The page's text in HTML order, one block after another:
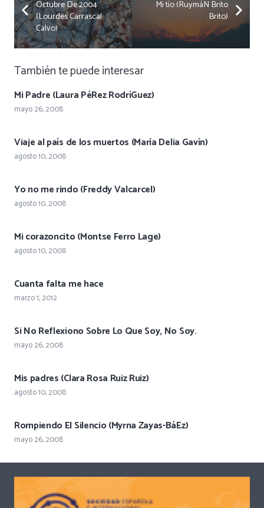
Octubre De 2004
(Lourdes Carrascal
Calvo)
Mi tío (RuymáN Brito
Brito)
También te puede interesar
Mi Padre (Laura PéRez RodríGuez)
mayo 26, 2008
Viaje al país de los muertos (María Delia Gavín)
agosto 10, 2008
Yo no me rindo (Freddy Valcarcel)
agosto 10, 2008
Mi corazoncito (Montse Ferro Lage)
agosto 10, 2008
Cuanta falta me hace
marzo 1, 2012
Si No Reflexiono Sobre Lo Que Soy, No Soy.
mayo 26, 2008
Mis padres (Clara Rosa Ruiz Ruiz)
agosto 10, 2008
Rompiendo El Silencio (Myrna Zayas-BáEz)
mayo 26, 2008